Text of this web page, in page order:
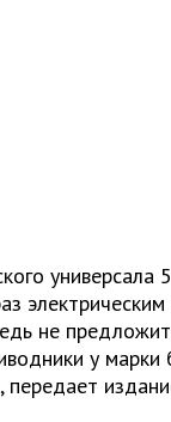
универсала
не
у марки